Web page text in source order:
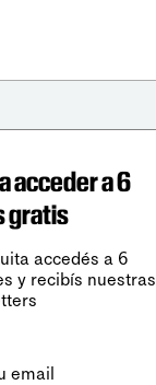
acceder a 6
gratis
accedés a 6
y recibís nuestras
email